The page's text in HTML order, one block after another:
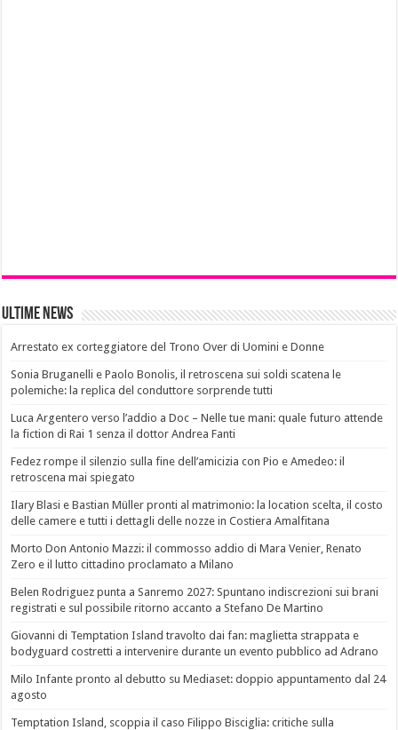
Ultime News
Arrestato ex corteggiatore del Trono Over di Uomini e Donne
Sonia Bruganelli e Paolo Bonolis, il retroscena sui soldi scatena le
polemiche: la replica del conduttore sorprende tutti
Luca Argentero verso l’addio a Doc – Nelle tue mani: quale futuro attende
la fiction di Rai 1 senza il dottor Andrea Fanti
Fedez rompe il silenzio sulla fine dell’amicizia con Pio e Amedeo: il
retroscena mai spiegato
Ilary Blasi e Bastian Müller pronti al matrimonio: la location scelta, il costo
delle camere e tutti i dettagli delle nozze in Costiera Amalfitana
Morto Don Antonio Mazzi: il commosso addio di Mara Venier, Renato
Zero e il lutto cittadino proclamato a Milano
Belen Rodriguez punta a Sanremo 2027: Spuntano indiscrezioni sui brani
registrati e sul possibile ritorno accanto a Stefano De Martino
Giovanni di Temptation Island travolto dai fan: maglietta strappata e
bodyguard costretti a intervenire durante un evento pubblico ad Adrano
Milo Infante pronto al debutto su Mediaset: doppio appuntamento dal 24
agosto
Temptation Island, scoppia il caso Filippo Bisciglia: critiche sulla